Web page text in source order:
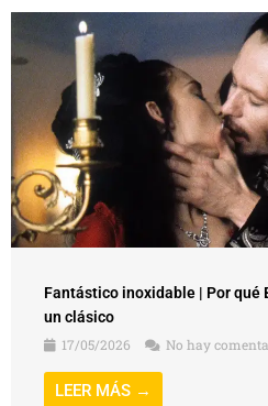
Fantástico inoxidable | Por qué
un clásico
17/05/2026
No hay
LEER MÁS →